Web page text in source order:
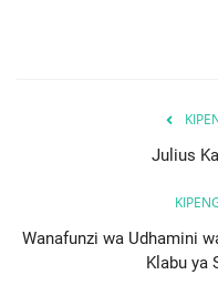
Julius
Wanafunzi wa Udhamini
Klabu ya